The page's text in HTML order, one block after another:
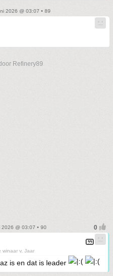
2026 @ 03:07 • 89
Refinery89
@ 03:07 • 90
winaar v. Jaar
is en dat is leader